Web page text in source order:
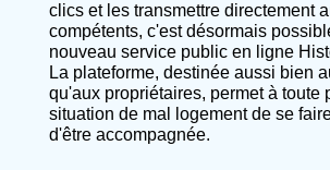
clics et les transmettre directement
compétents, c'est désormais
nouveau service public en ligne
La plateforme, destinée aussi bien
qu'aux propriétaires, permet à toute
situation de mal logement de se
d'être accompagnée.